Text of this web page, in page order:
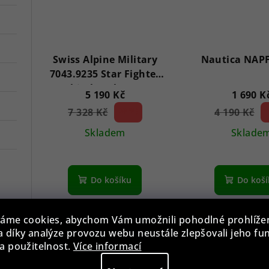
cookies, abychom Vám umožnili pohodlné
díky analýze provozu webu neustále zlepšovali jeho
použitelnost. Více informací
Swiss Alpine Military
7043.9235 Star Fighter
Saphirglas Chrono 46
mm
5 190 Kč
7 328 Kč
Skladem
hodnocení
produktu
je
z
5
hvězdiček.
Do košíku
Nautica
1 690
4 190 Kč
Do
Akce